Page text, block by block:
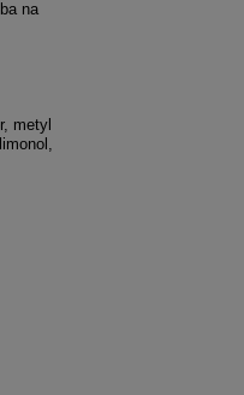
na
metyl